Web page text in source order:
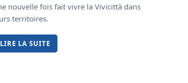
nouvelle fois fait vivre la Vivicittà dans
territoires.
LIRE LA SUITE